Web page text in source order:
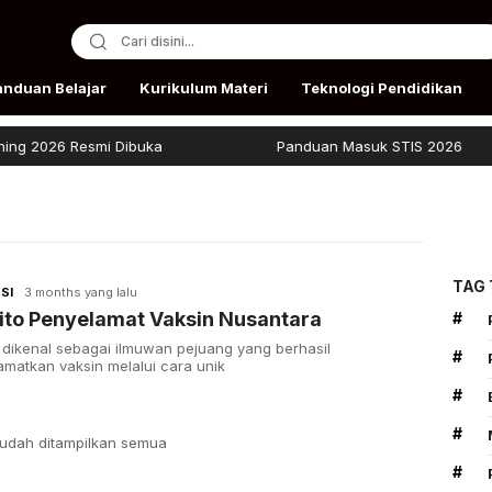
Belajar Kurikulum Materi Teknologi Pendidikan
2026 Resmi Dibuka Panduan Masuk STIS 2026
3 months yang lalu
Penyelamat Vaksin Nusantara
sebagai ilmuwan pejuang yang berhasil
vaksin melalui cara unik
ditampilkan semua
TAG
#
#
#
#
#